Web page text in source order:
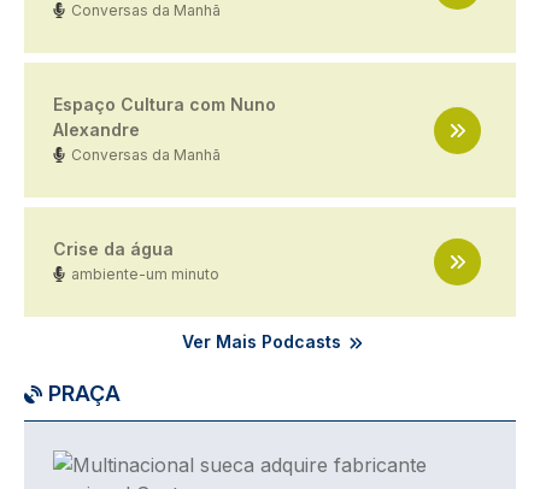
Conversas da Manhã
Espaço Cultura com Nuno
Alexandre
Conversas da Manhã
Crise da água
ambiente-um minuto
Ver Mais Podcasts
PRAÇA
Imagem